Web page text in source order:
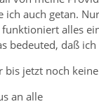
ich auch getan.
alles
bedeuted, daß
jetzt noch
an alle